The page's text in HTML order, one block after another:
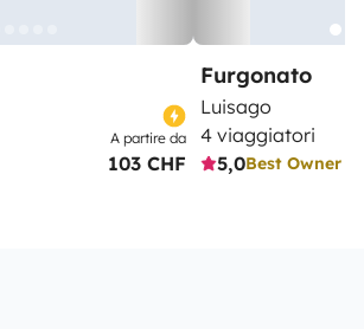
A partire da
103 CHF
Furgonato
Luisago
4 viaggiatori
5,0Best Owner